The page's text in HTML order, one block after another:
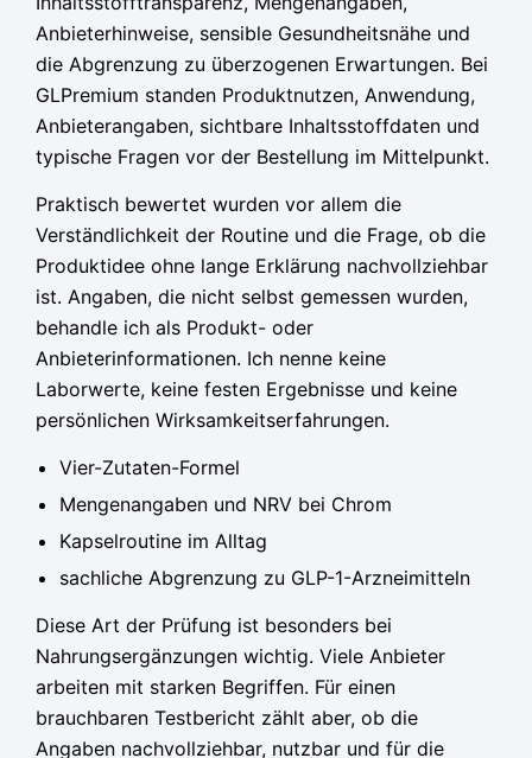
Anbieterhinweise, sensible Gesundheitsnähe und
die Abgrenzung zu überzogenen Erwartungen. Bei
GLPremium standen Produktnutzen, Anwendung,
Anbieterangaben, sichtbare Inhaltsstoffdaten und
typische Fragen vor der Bestellung im Mittelpunkt.
Praktisch bewertet wurden vor allem die
Verständlichkeit der Routine und die Frage, ob die
Produktidee ohne lange Erklärung nachvollziehbar
ist. Angaben, die nicht selbst gemessen wurden,
behandle ich als Produkt- oder
Anbieterinformationen. Ich nenne keine
Laborwerte, keine festen Ergebnisse und keine
persönlichen Wirksamkeitserfahrungen.
Vier-Zutaten-Formel
Mengenangaben und NRV bei Chrom
Kapselroutine im Alltag
sachliche Abgrenzung zu GLP-1-Arzneimitteln
Diese Art der Prüfung ist besonders bei
Nahrungsergänzungen wichtig. Viele Anbieter
arbeiten mit starken Begriffen. Für einen
brauchbaren Testbericht zählt aber, ob die
Angaben nachvollziehbar, nutzbar und für die